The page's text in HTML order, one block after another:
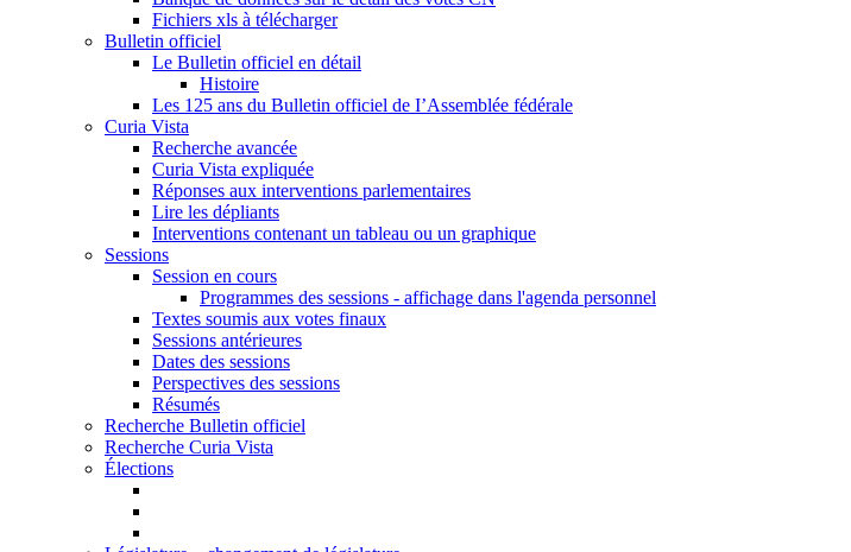
Fichiers xls à télécharger
Bulletin officiel
Le Bulletin officiel en détail
Histoire
Les 125 ans du Bulletin officiel de I’Assemblée fédérale
Curia Vista
Recherche avancée
Curia Vista expliquée
Réponses aux interventions parlementaires
Lire les dépliants
Interventions contenant un tableau ou un graphique
Sessions
Session en cours
Programmes des sessions - affichage dans l'agenda personnel
Textes soumis aux votes finaux
Sessions antérieures
Dates des sessions
Perspectives des sessions
Résumés
Recherche Bulletin officiel
Recherche Curia Vista
Élections